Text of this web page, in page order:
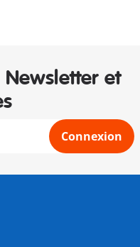
et
Connexion